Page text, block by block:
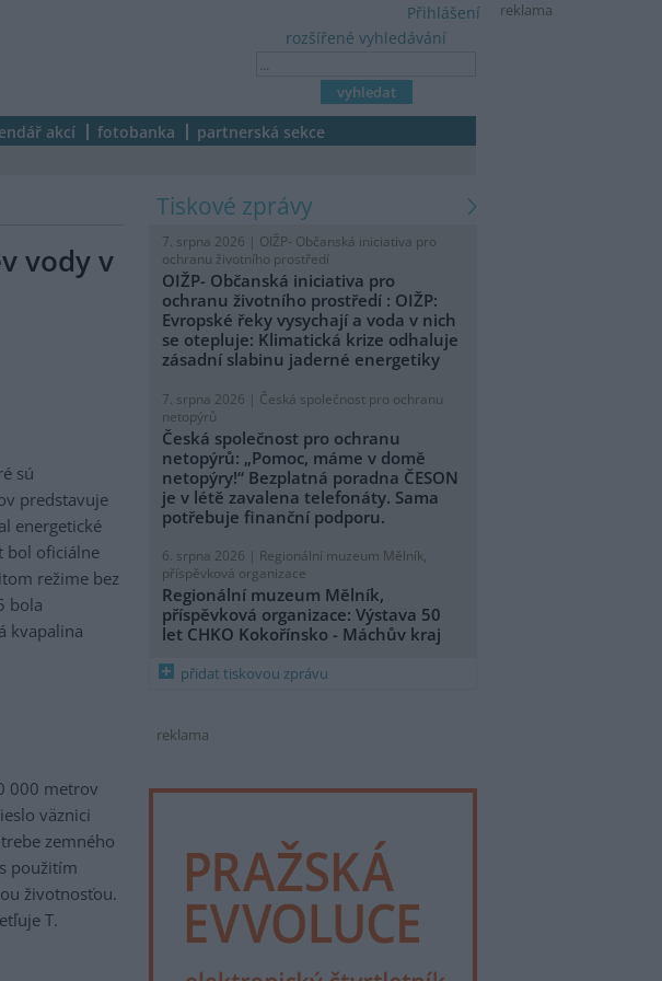
reklama
rozšířené vyhledávání
Přihlášení
akcí fotobanka partnerská sekce
vody v
sú
predstavuje
energetické
bol oficiálne
režime bez
bola
kvapalina
000 metrov
väznici
zemného
použitím
životnosťou.
T.
tiskové zprávy
7. srpna 2026 | OIŽP- Občanská iniciativa pro
ochranu životního prostředí
OIŽP- Občanská iniciativa pro
ochranu životního prostředí : OIŽP:
Evropské řeky vysychají a voda v nich
se otepluje: Klimatická krize odhaluje
zásadní slabinu jaderné energetiky
7. srpna 2026 | Česká společnost pro ochranu
netopýrů
Česká společnost pro ochranu
netopýrů: „Pomoc, máme v domě
netopýry!“ Bezplatná poradna ČESON
je v létě zavalena telefonáty. Sama
potřebuje finanční podporu.
6. srpna 2026 | Regionální muzeum Mělník,
příspěvková organizace
Regionální muzeum Mělník,
příspěvková organizace: Výstava 50
let CHKO Kokořínsko - Máchův kraj
přidat tiskovou zprávu
reklama